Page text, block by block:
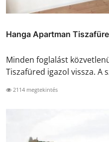
Hanga Apartman
Minden foglalást
Tiszafüred igazol vissza. A
2114 megtekintés